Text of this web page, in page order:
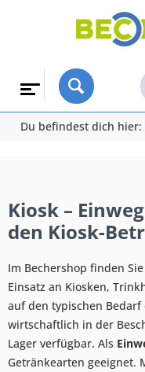
Du befindest dich hier:
Kiosk –
den Kiosk-
Im Bechershop finden Sie
Einsatz an Kiosken,
auf den typischen
wirtschaftlich in der
Lager verfügbar. Als
Getränkearten geeignet.